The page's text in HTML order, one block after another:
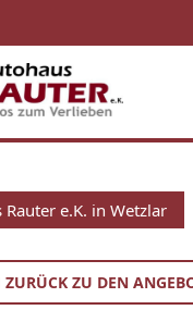
e.K. in Wetzlar
ZURÜCK ZU DEN